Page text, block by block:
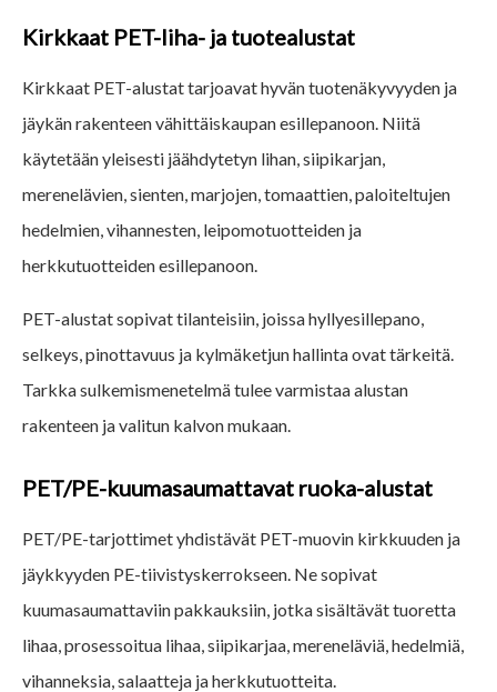
Kirkkaat PET-liha- ja tuotealustat
Kirkkaat PET-alustat tarjoavat hyvän tuotenäkyvyyden ja
jäykän rakenteen vähittäiskaupan esillepanoon. Niitä
käytetään yleisesti jäähdytetyn lihan, siipikarjan,
merenelävien, sienten, marjojen, tomaattien, paloiteltujen
hedelmien, vihannesten, leipomotuotteiden ja
herkkutuotteiden esillepanoon.
PET-alustat sopivat tilanteisiin, joissa hyllyesillepano,
selkeys, pinottavuus ja kylmäketjun hallinta ovat tärkeitä.
Tarkka sulkemismenetelmä tulee varmistaa alustan
rakenteen ja valitun kalvon mukaan.
PET/PE-kuumasaumattavat ruoka-alustat
PET/PE-tarjottimet yhdistävät PET-muovin kirkkuuden ja
jäykkyyden PE-tiivistyskerrokseen. Ne sopivat
kuumasaumattaviin pakkauksiin, jotka sisältävät tuoretta
lihaa, prosessoitua lihaa, siipikarjaa, mereneläviä, hedelmiä,
vihanneksia, salaatteja ja herkkutuotteita.